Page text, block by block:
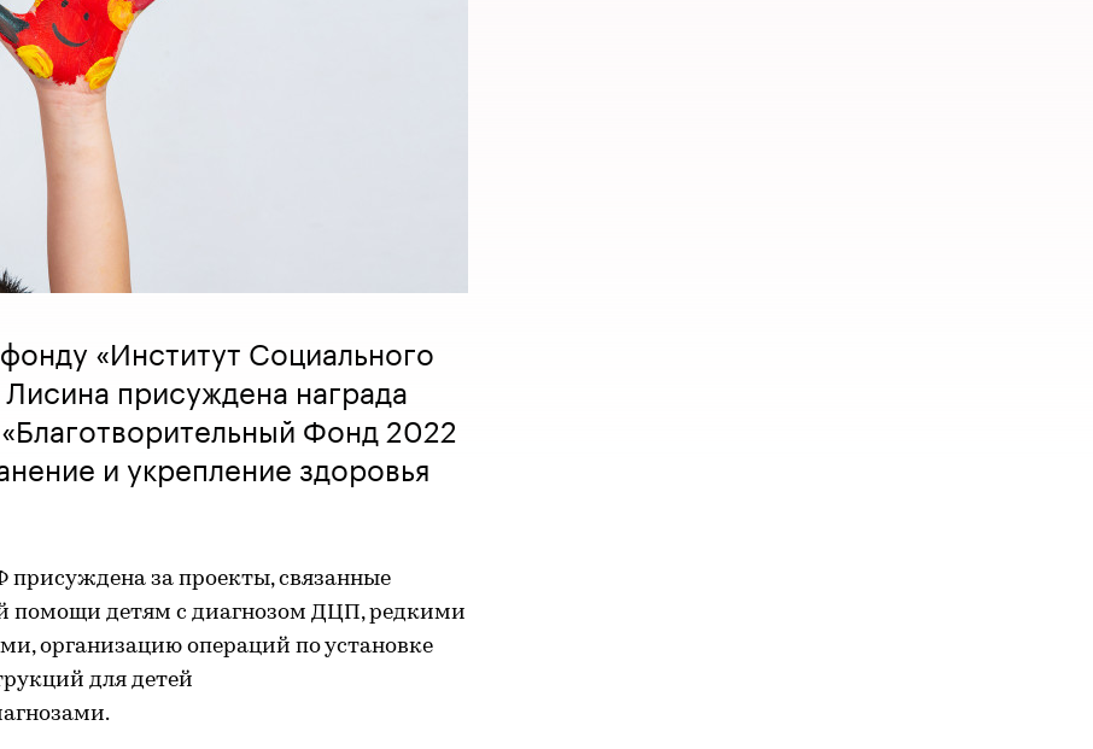
«Институт Социального
присуждена награда
Фонд 2022
и укрепление здоровья
присуждена за проекты, связанные
помощи детям с диагнозом ДЦП, редкими
организацию операций по установке
для детей